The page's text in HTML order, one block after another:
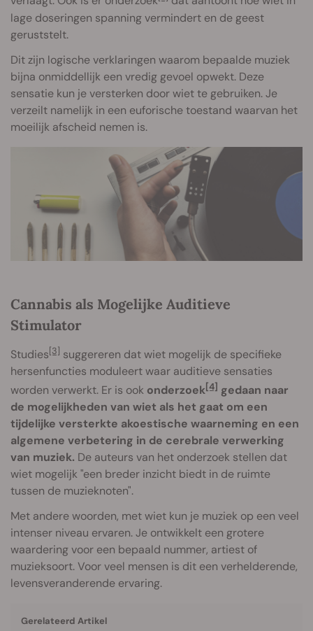
lage doseringen spanning vermindert en de geest
geruststelt.
Dit zijn logische verklaringen waarom bepaalde muziek
bijna onmiddellijk een vredig gevoel opwekt. Deze
sensatie kun je versterken door wiet te gebruiken. Je
verzeilt namelijk in een euforische toestand waarvan het
moeilijk afscheid nemen is.
Cannabis als Mogelijke Auditieve
Stimulator
Studies[3] suggereren dat wiet mogelijk de specifieke
hersenfuncties moduleert waar auditieve sensaties
worden verwerkt. Er is ook onderzoek[4] gedaan naar
de mogelijkheden van wiet als het gaat om een
tijdelijke versterkte akoestische waarneming en een
algemene verbetering in de cerebrale verwerking
van muziek. De auteurs van het onderzoek stellen dat
wiet mogelijk "een breder inzicht biedt in de ruimte
tussen de muzieknoten".
Met andere woorden, met wiet kun je muziek op een veel
intenser niveau ervaren. Je ontwikkelt een grotere
waardering voor een bepaald nummer, artiest of
muzieksoort. Voor veel mensen is dit een verhelderende,
levensveranderende ervaring.
Gerelateerd Artikel